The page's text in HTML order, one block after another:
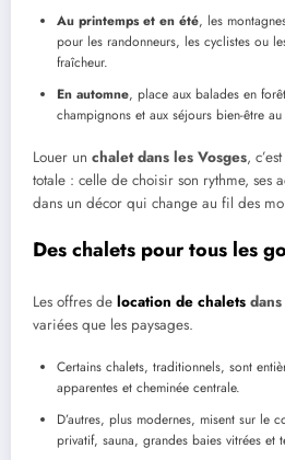
Au printemps et en été, les
pour les randonneurs, les cyclistes ou
fraîcheur.
En automne, place aux balades en
champignons et aux séjours bien-être
Louer un chalet dans les Vosges,
totale : celle de choisir son rythme, ses
dans un décor qui change au fil des
Des chalets pour tous les
Les offres de location de chalets
variées que les paysages.
Certains chalets, traditionnels, sont
apparentes et cheminée centrale.
D’autres, plus modernes, misent sur le
privatif, sauna, grandes baies vitrées et